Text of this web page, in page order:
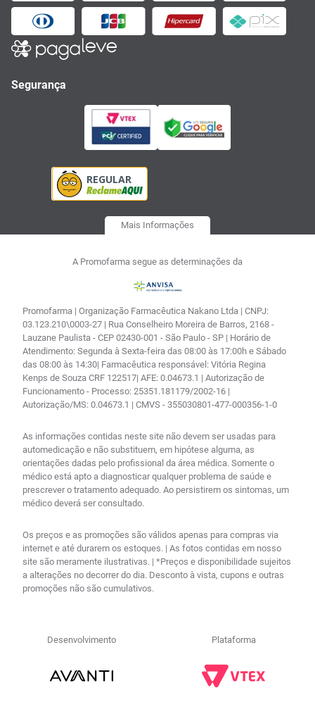
Segurança
Mais Informações
A Promofarma segue as determinações da
Promofarma | Organização Farmacêutica Nakano Ltda | CNPJ:
03.123.210\0003-27 | Rua Conselheiro Moreira de Barros, 2168 -
Lauzane Paulista - CEP 02430-001 - São Paulo - SP | Horário de
Atendimento: Segunda à Sexta-feira das 08:00 às 17:00h e Sábado
das 08:00 às 14:30| Farmacêutica responsável: Vitória Regina
Kenps de Souza CRF 122517| AFE: 0.04673.1 | Autorização de
Funcionamento - Processo: 25351.181179/2002-16 |
Autorização/MS: 0.04673.1 | CMVS - 355030801-477-000356-1-0
As informações contidas neste site não devem ser usadas para
automedicação e não substituem, em hipótese alguma, as
orientações dadas pelo profissional da área médica. Somente o
médico está apto a diagnosticar qualquer problema de saúde e
prescrever o tratamento adequado. Ao persistirem os sintomas, um
médico deverá ser consultado.
Os preços e as promoções são válidos apenas para compras via
internet e até durarem os estoques. | As fotos contidas em nosso
site são meramente ilustrativas. | *Preços e disponibilidade sujeitos
a alterações no decorrer do dia. Desconto à vista, cupons e outras
promoções não são cumulativos.
Desenvolvimento Plataforma